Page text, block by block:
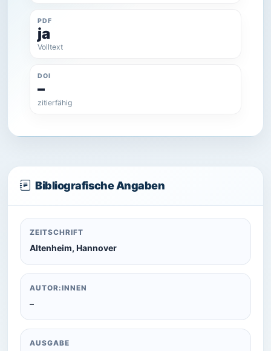
PDF
ja
Volltext
DOI
–
zitierfähig
Bibliografische Angaben
ZEITSCHRIFT
Altenheim, Hannover
AUTOR:INNEN
–
AUSGABE